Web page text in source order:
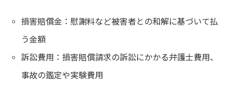
損害賠償金：慰謝料など被害者との和解に基づいて払
う金額
訴訟費用：損害賠償請求の訴訟にかかる弁護士費用、
事故の鑑定や実験費用